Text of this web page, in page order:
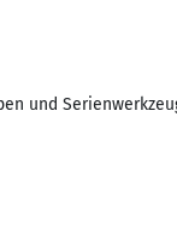
und